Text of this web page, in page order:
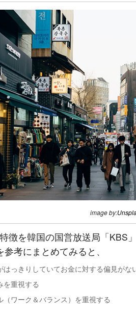
image by:
徴を韓国の国営放送局「KBS
考にまとめてみると、
はっきりしていてお金に対する偏見がな
を重視する
（ワーク＆バランス）を重視する